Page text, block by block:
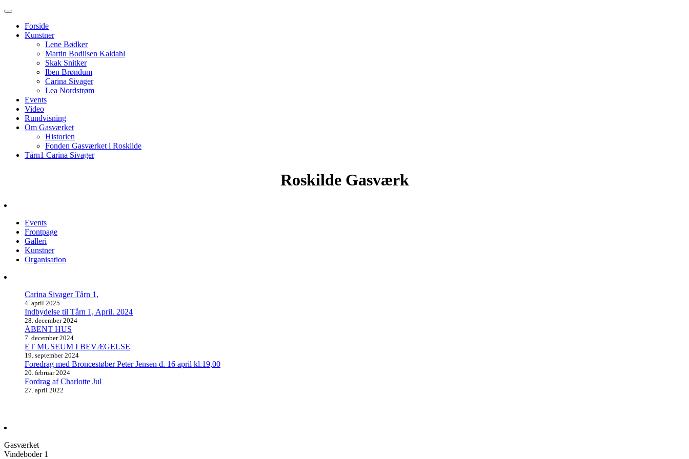
Forside
Kunstner
Lene Bødker
Martin Bodilsen Kaldahl
Skak Snitker
Iben Brøndum
Carina Sivager
Lea Nordstrøm
Events
Video
Rundvisning
Om Gasværket
Historien
Fonden Gasværket i Roskilde
Tårn1 Carina Sivager
Roskilde Gasværk
Events
Frontpage
Galleri
Kunstner
Organisation
Carina Sivager Tårn 1,
4. april 2025
Indbydelse til Tårn 1, April. 2024
28. december 2024
ÅBENT HUS
7. december 2024
ET MUSEUM I BEVÆGELSE
19. september 2024
Foredrag med Broncestøber Peter Jensen d. 16 april kl.19,00
20. februar 2024
Fordrag af Charlotte Jul
27. april 2022
Gasværket
Vindeboder 1